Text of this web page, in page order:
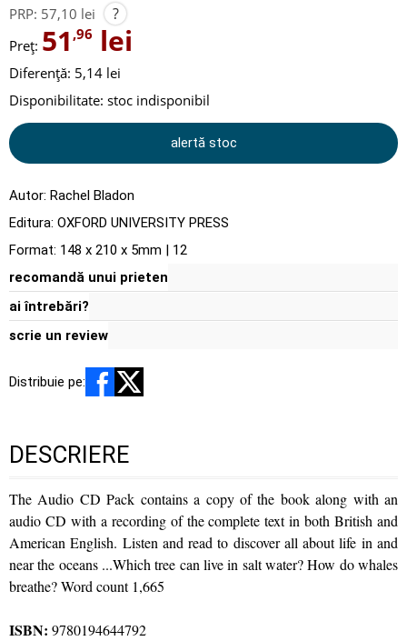
PRP: 57,10 lei ?
Preț: 51 ,96 lei
Diferență: 5,14 lei
Disponibilitate: stoc indisponibil
alertă stoc
Autor: Rachel Bladon
Editura: OXFORD UNIVERSITY PRESS
Format: 148 x 210 x 5mm | 12
recomandă unui prieten
ai întrebări?
scrie un review
Distribuie pe:
DESCRIERE
The Audio CD Pack contains a copy of the book along with an
audio CD with a recording of the complete text in both British and
American English. Listen and read to discover all about life in and
near the oceans ...Which tree can live in salt water? How do whales
breathe? Word count 1,665
ISBN: 9780194644792